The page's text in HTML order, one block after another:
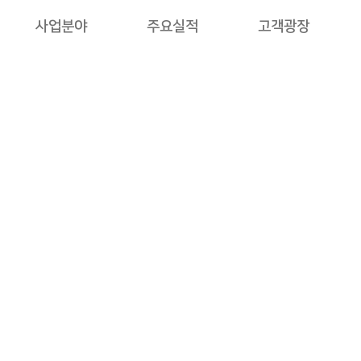
사업분야 주요실적 고객광장